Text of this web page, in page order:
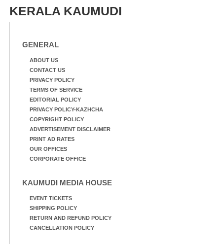
KERALA KAUMUDI
GENERAL
ABOUT US
CONTACT US
PRIVACY POLICY
TERMS OF SERVICE
EDITORIAL POLICY
PRIVACY POLICY-KAZHCHA
COPYRIGHT POLICY
ADVERTISEMENT DISCLAIMER
PRINT AD RATES
OUR OFFICES
CORPORATE OFFICE
KAUMUDI MEDIA HOUSE
EVENT TICKETS
SHIPPING POLICY
RETURN AND REFUND POLICY
CANCELLATION POLICY